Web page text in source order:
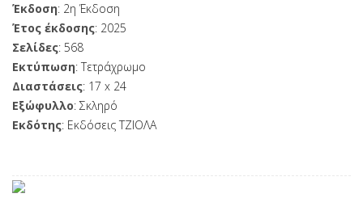
Έκδοση: 2η Έκδοση
Έτος έκδοσης: 2025
Σελίδες: 568
Εκτύπωση: Τετράχρωμο
Διαστάσεις: 17 x 24
Εξώφυλλο: Σκληρό
Εκδότης: Εκδόσεις ΤΖΙΟΛΑ